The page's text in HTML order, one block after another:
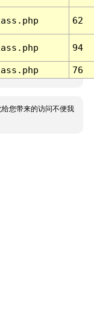
62
94
76
您带来的访问不便我